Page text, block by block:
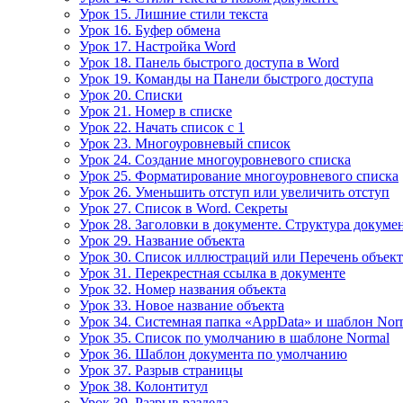
Урок 15. Лишние стили текста
Урок 16. Буфер обмена
Урок 17. Настройка Word
Урок 18. Панель быстрого доступа в Word
Урок 19. Команды на Панели быстрого доступа
Урок 20. Списки
Урок 21. Номер в списке
Урок 22. Начать список с 1
Урок 23. Многоуровневый список
Урок 24. Создание многоуровневого списка
Урок 25. Форматирование многоуровневого списка
Урок 26. Уменьшить отступ или увеличить отступ
Урок 27. Список в Word. Секреты
Урок 28. Заголовки в документе. Структура
Урок 29. Название объекта
Урок 30. Список иллюстраций или Перечень
Урок 31. Перекрестная ссылка в документе
Урок 32. Номер названия объекта
Урок 33. Новое название объекта
Урок 34. Системная папка «AppData» и шаблон
Урок 35. Список по умолчанию в шаблоне Normal
Урок 36. Шаблон документа по умолчанию
Урок 37. Разрыв страницы
Урок 38. Колонтитул